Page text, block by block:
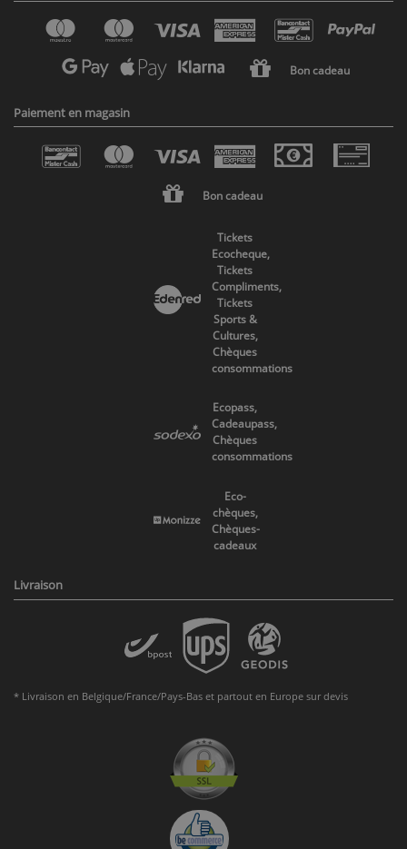
Bon cadeau
Paiement en magasin
Bon cadeau
Tickets
Ecocheque,
Tickets
Compliments,
Tickets
Sports &
Cultures,
Chèques
consommations
Ecopass,
Cadeaupass,
Chèques
consommations
Eco-
chèques,
Chèques-
cadeaux
Livraison
* Livraison en Belgique/France/Pays-Bas et partout en Europe sur devis